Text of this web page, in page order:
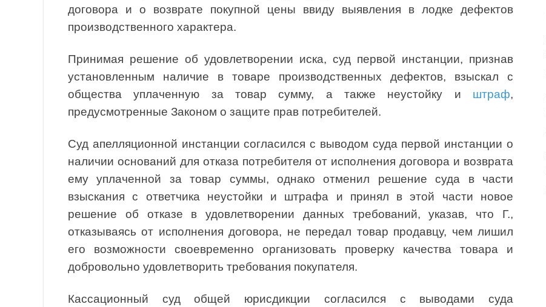
договора и о возврате покупной цены ввиду выявления в лодке дефектов
производственного характера.
Принимая решение об удовлетворении иска, суд первой инстанции, признав
установленным наличие в товаре производственных дефектов, взыскал с
общества уплаченную за товар сумму, а также неустойку и штраф,
предусмотренные Законом о защите прав потребителей.
Суд апелляционной инстанции согласился с выводом суда первой инстанции о
наличии оснований для отказа потребителя от исполнения договора и возврата
ему уплаченной за товар суммы, однако отменил решение суда в части
взыскания с ответчика неустойки и штрафа и принял в этой части новое
решение об отказе в удовлетворении данных требований, указав, что Г.,
отказываясь от исполнения договора, не передал товар продавцу, чем лишил
его возможности своевременно организовать проверку качества товара и
добровольно удовлетворить требования покупателя.
Кассационный суд общей юрисдикции согласился с выводами суда